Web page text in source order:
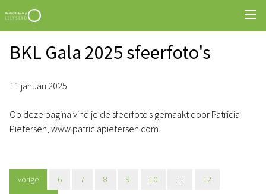
BKL Gala 2025 sfeerfoto's
11 januari 2025
Op deze pagina vind je de sfeerfoto's gemaakt door Patricia
Pietersen, www.patriciapietersen.com.
vorige 6 7 8 9 10 11
12